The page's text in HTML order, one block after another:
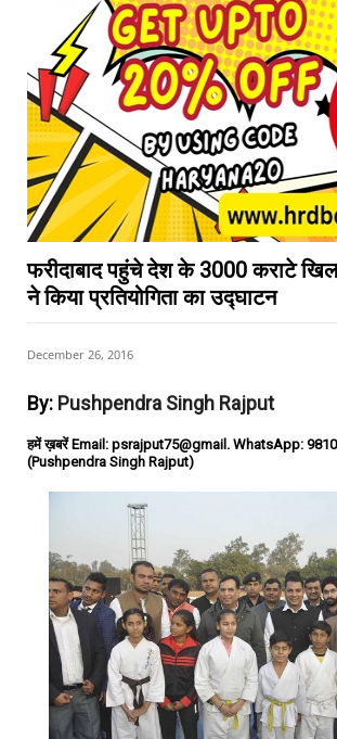
फरीदाबाद पहुंचे देश के 3000 कराटे
ने किया प्रतियोगिता का उद्घाटन
December 26, 2016
By: Pushpendra Singh Rajput
हमें ख़बरें Email: psrajput75@gmail. WhatsApp:
(Pushpendra Singh Rajput)